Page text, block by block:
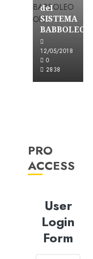
del
SISTEMA
BABBOLEO
12/05/2018
0
2838
PRO
ACCESS
User
Login
Form